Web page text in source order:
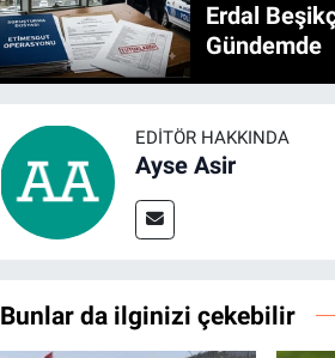
Erdal
Gündemde
EDITÖR HAKKINDA
Ayse Asir
Bunlar da ilginizi çekebilir